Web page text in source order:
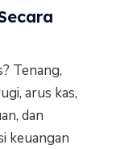
Tenang,
arus kas,
dan
keuangan